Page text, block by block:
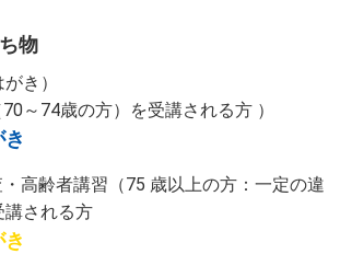
物
き）
～74歳の方）を受講される方 ）
高齢者講習（75 歳以上の方：一定の違
講される方